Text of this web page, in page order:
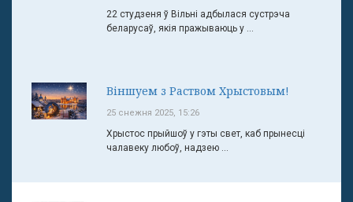
22 студзеня ў Вільні адбылася сустрэча
беларусаў, якія пражываюць у ...
Віншуем з Раством Хрыстовым!
25 снежня 2025, 15:26
Хрыстос прыйшоў у гэты свет, каб прынесці
чалавеку любоў, надзею ...